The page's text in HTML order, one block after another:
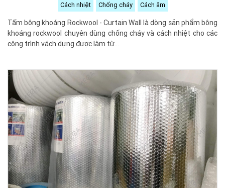
Cách nhiệt Chống cháy Cách âm
Tấm bông khoáng Rockwool - Curtain Wall là dòng sản phẩm bông
khoáng rockwool chuyên dùng chống cháy và cách nhiệt cho các
công trình vách dựng được làm từ...